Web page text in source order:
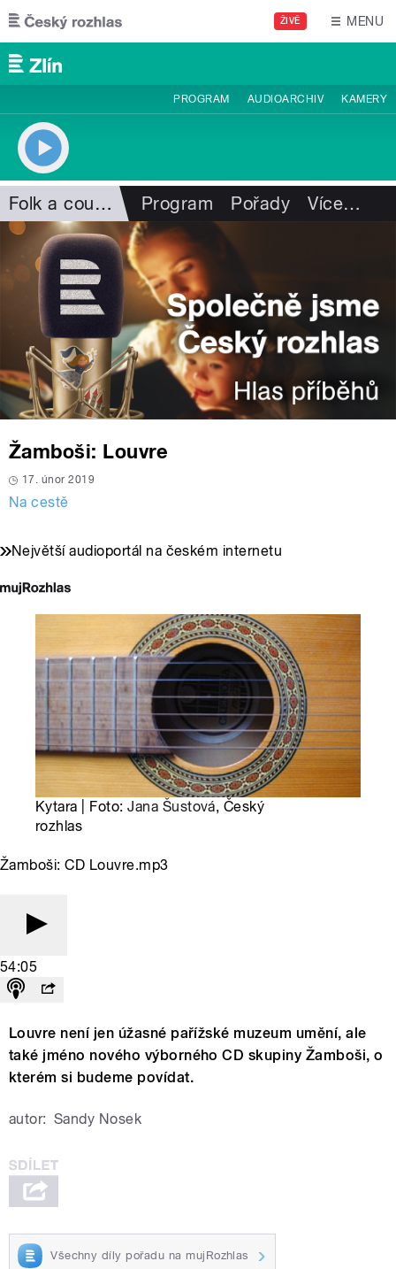
Přejít k hlavnímu obsahu
ŽIVĚ MENU
PROGRAM AUDIOARCHIV KAMERY
Folk a country Program Pořady Více…
Žamboši: Louvre
17. únor 2019
Na cestě
Největší audioportál na českém internetu
Kytara | Foto:Jana Šustová, Český
rozhlas
Žamboši: CD Louvre.mp3
54:05
Louvre není jen úžasné pařížské muzeum umění, ale
také jméno nového výborného CD skupiny Žamboši, o
kterém si budeme povídat.
autor: Sandy Nosek
Všechny díly pořadu na mujRozhlas